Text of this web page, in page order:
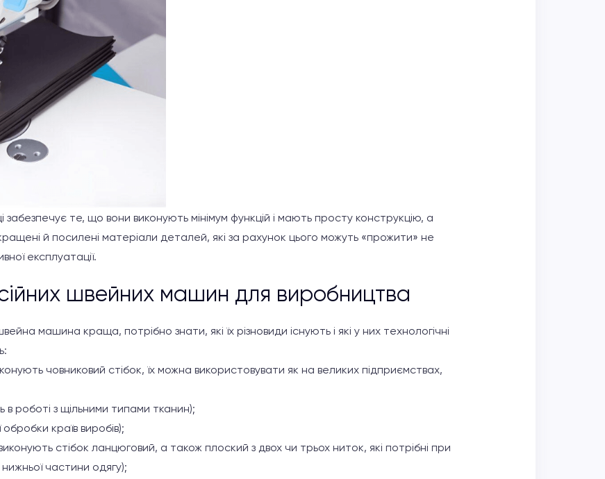
забезпечує те, що вони виконують мінімум функцій і мають просту конструкцію, а
й посилені матеріали деталей, які за рахунок цього можуть «прожити» не
експлуатації.
швейних машин для виробництва
машина краща, потрібно знати, які їх різновиди існують і які у них технологічні
човниковий стібок, їх можна використовувати як на великих підприємствах,
в роботі з щільними типами тканин);
обробки країв виробів);
стібок ланцюговий, а також плоский з двох чи трьох ниток, які потрібні при
частини одягу);